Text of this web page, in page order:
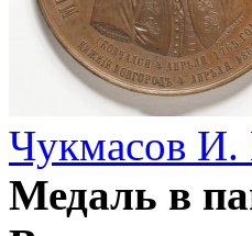
Чукмасов
Медаль в